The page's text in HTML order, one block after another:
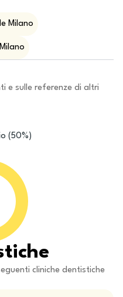
Milano
e sulle referenze di altri
(50%)
cliniche dentistiche